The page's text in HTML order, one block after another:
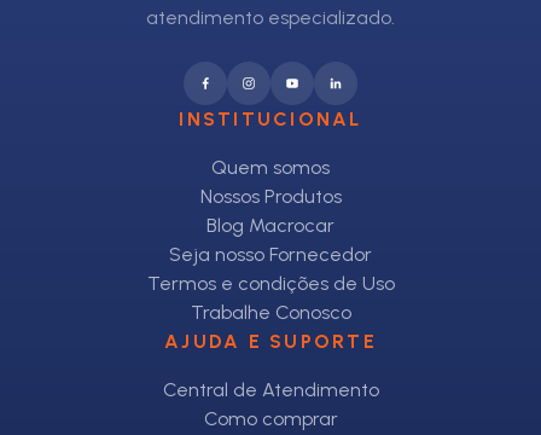
atendimento especializado.
INSTITUCIONAL
Quem somos
Nossos Produtos
Blog Macrocar
Seja nosso Fornecedor
Termos e condições de Uso
Trabalhe Conosco
AJUDA E SUPORTE
Central de Atendimento
Como comprar